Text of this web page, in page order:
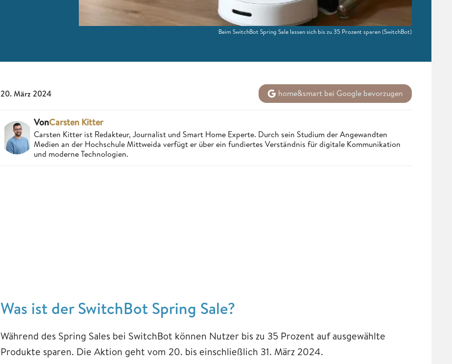
Beim SwitchBot Spring Sale lassen sich bis zu 35 Prozent sparen(SwitchBot)
20. März 2024 home&smart bei Google bevorzugen
VonCarsten Kitter
Carsten Kitter ist Redakteur, Journalist und Smart Home Experte. Durch sein Studium der Angewandten
Medien an der Hochschule Mittweida verfügt er über ein fundiertes Verständnis für digitale Kommunikation
und moderne Technologien.
Was ist der SwitchBot Spring Sale?
Während des Spring Sales bei SwitchBot können Nutzer bis zu 35 Prozent auf ausgewählte
Produkte sparen. Die Aktion geht vom 20. bis einschließlich 31. März 2024.